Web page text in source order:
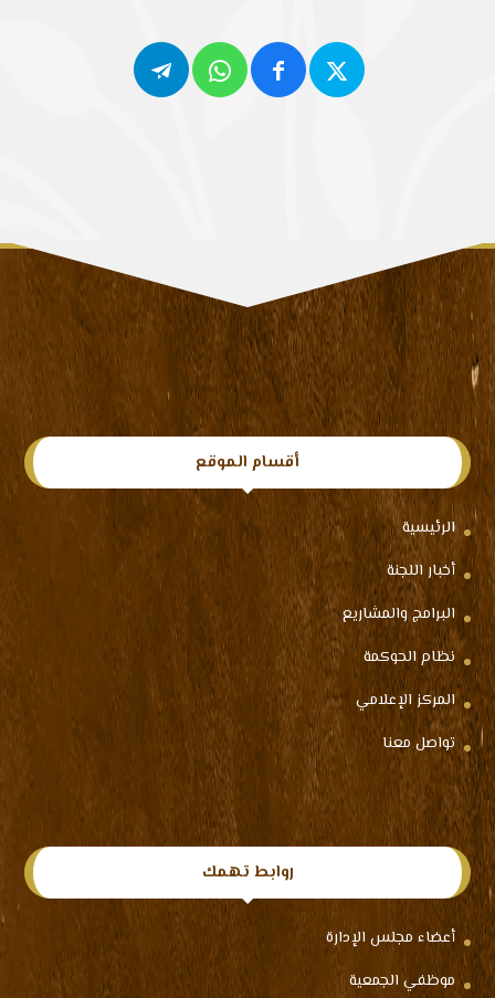
أقسام الموقع
الرئيسية
أخبار اللجنة
البرامج والمشاريع
نظام الحوكمة
المركز الإعلامي
تواصل معنا
روابط تهمك
أعضاء مجلس الإدارة
موظفي الجمعية